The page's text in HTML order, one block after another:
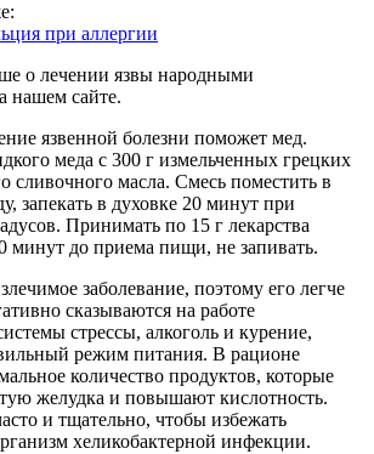
при аллергии
о лечении язвы народными
нашем сайте.
язвенной болезни поможет мед.
меда с 300 г измельченных грецких
сливочного масла. Смесь поместить в
запекать в духовке 20 минут при
Принимать по 15 г лекарства
минут до приема пищи, не запивать.
заболевание, поэтому его легче
сказываются на работе
стрессы, алкоголь и курение,
режим питания. В рационе
количество продуктов, которые
желудка и повышают кислотность.
и тщательно, чтобы избежать
хеликобактерной инфекции.